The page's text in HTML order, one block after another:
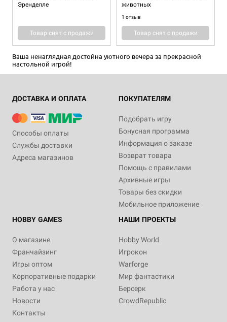
20 отзывов 3 отзыва
Уведомить о наличии
Эренделле
Товар снят с продажи
животных
1 отзыв
Товар снят с продажи
2-4 40+ 10+
990 ₽
2+ 80+ 18+
Для тебя
4 отзыва
799 ₽
Купить
Ваша ненаглядная достойна уютного вечера за прекрасной
настольной игрой!
ДОСТАВКА И ОПЛАТА
Способы оплаты
Службы доставки
Адреса магазинов
ПОКУПАТЕЛЯМ
Подобрать игру
Бонусная программа
Информация о заказе
Возврат товара
Помощь с правилами
Архивные игры
Товары без скидки
Мобильное приложение
HOBBY GAMES
О магазине
Франчайзинг
Игры оптом
Корпоративные подарки
Работа у нас
Новости
Контакты
НАШИ ПРОЕКТЫ
Hobby World
Игрокон
Warforge
Мир фантастики
Берсерк
CrowdRepublic